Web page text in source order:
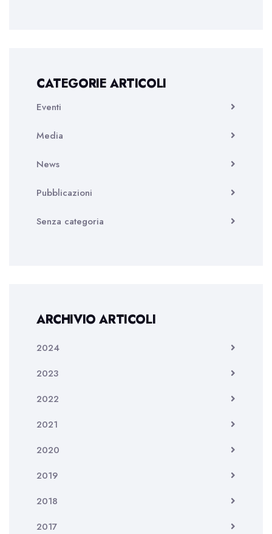
CATEGORIE ARTICOLI
Eventi
Media
News
Pubblicazioni
Senza categoria
ARCHIVIO ARTICOLI
2024
2023
2022
2021
2020
2019
2018
2017